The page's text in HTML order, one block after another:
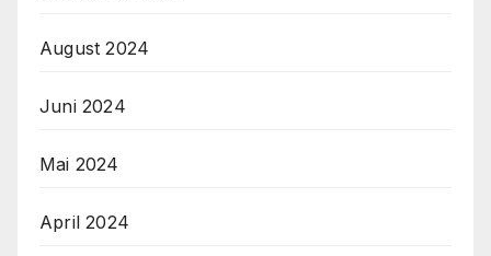
August 2024
Juni 2024
Mai 2024
April 2024